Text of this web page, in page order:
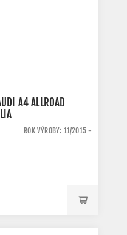
A4 ALLROAD
ROK VÝROBY: 11/2015 -